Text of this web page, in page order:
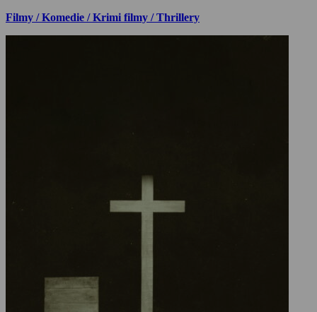
Filmy / Komedie / Krimi filmy / Thrillery